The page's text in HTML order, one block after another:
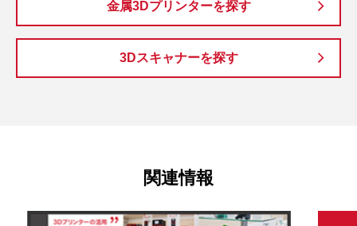
金属3Dプリンターを探す
3Dスキャナーを探す
関連情報